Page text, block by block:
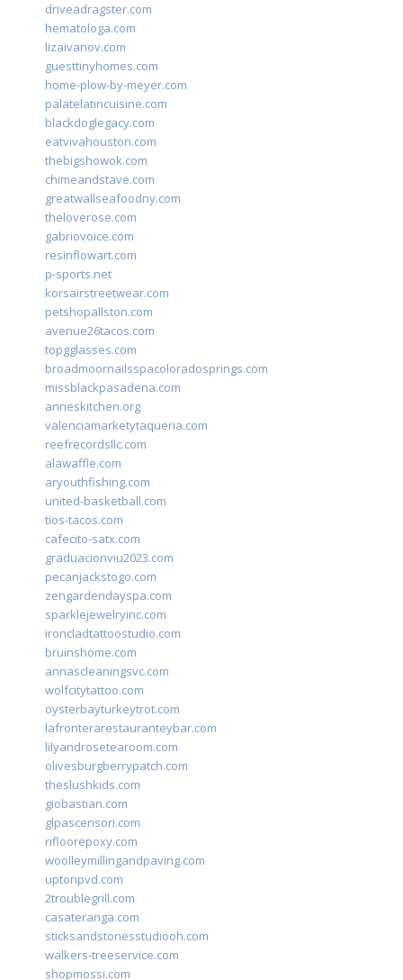
driveadragster.com
hematologa.com
lizaivanov.com
guesttinyhomes.com
home-plow-by-meyer.com
palatelatincuisine.com
blackdoglegacy.com
eatvivahouston.com
thebigshowok.com
chimeandstave.com
greatwallseafoodny.com
theloverose.com
gabriovoice.com
resinflowart.com
p-sports.net
korsairstreetwear.com
petshopallston.com
avenue26tacos.com
topgglasses.com
broadmoornailsspacoloradosprings.com
missblackpasadena.com
anneskitchen.org
valenciamarketytaqueria.com
reefrecordsllc.com
alawaffle.com
aryouthfishing.com
united-basketball.com
tios-tacos.com
cafecito-satx.com
graduacionviu2023.com
pecanjackstogo.com
zengardendayspa.com
sparklejewelryinc.com
ironcladtattoostudio.com
bruinshome.com
annascleaningsvc.com
wolfcitytattoo.com
oysterbayturkeytrot.com
lafronterarestauranteybar.com
lilyandrosetearoom.com
olivesburgberrypatch.com
theslushkids.com
giobastian.com
glpascensori.com
rifloorepoxy.com
woolleymillingandpaving.com
uptonpvd.com
2troublegrill.com
casateranga.com
sticksandstonesstudiooh.com
walkers-treeservice.com
shopmossi.com